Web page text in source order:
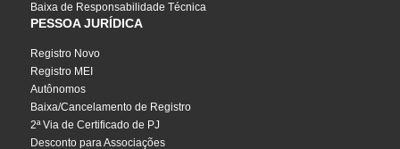
Baixa de Responsabilidade Técnica
PESSOA JURÍDICA
Registro Novo
Registro MEI
Autônomos
Baixa/Cancelamento de Registro
2ª Via de Certificado de PJ
Desconto para Associações